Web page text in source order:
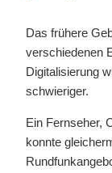
Das frühere
verschiedenen
Digitalisierung
schwieriger.
Ein Fernseher,
konnte